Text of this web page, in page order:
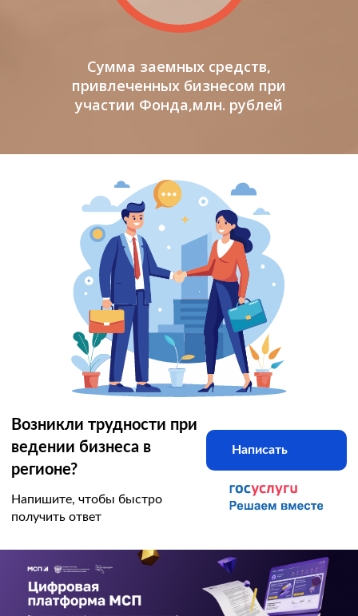
Сумма заемных средств,
привлеченных бизнесом при
участии Фонда,млн. рублей
Возникли трудности при
ведении бизнеса в
регионе?
Напишите, чтобы быстро
получить ответ
Написать